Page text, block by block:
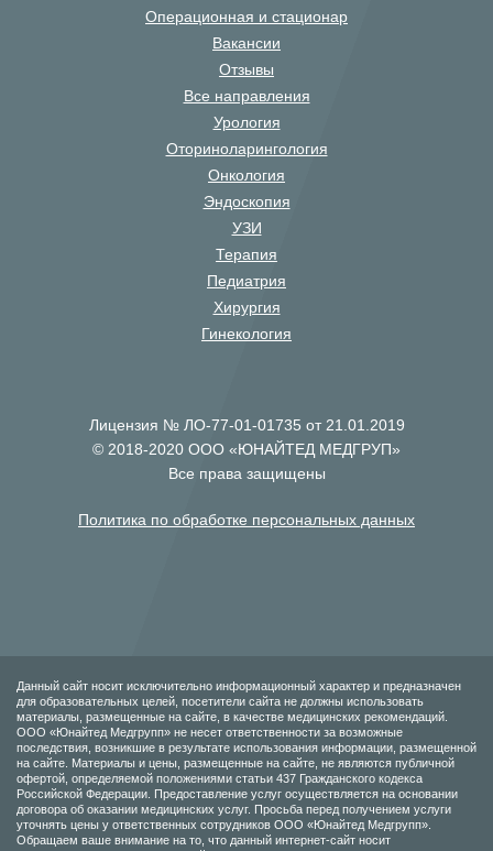
Операционная и стационар
Вакансии
Отзывы
Все направления
Урология
Оториноларингология
Онкология
Эндоскопия
УЗИ
Терапия
Педиатрия
Хирургия
Гинекология
Лицензия № ЛО-77-01-01735 от 21.01.2019
© 2018-2020 ООО «ЮНАЙТЕД МЕДГРУП»
Все права защищены
Политика по обработке персональных данных
Данный сайт носит исключительно информационный характер и предназначен
для образовательных целей, посетители сайта не должны использовать
материалы, размещенные на сайте, в качестве медицинских рекомендаций.
ООО «Юнайтед Медгрупп» не несет ответственности за возможные
последствия, возникшие в результате использования информации, размещенной
на сайте. Материалы и цены, размещенные на сайте, не являются публичной
офертой, определяемой положениями статьи 437 Гражданского кодекса
Российской Федерации. Предоставление услуг осуществляется на основании
договора об оказании медицинских услуг. Просьба перед получением услуги
уточнять цены у ответственных сотрудников ООО «Юнайтед Медгрупп».
Обращаем ваше внимание на то, что данный интернет-сайт носит